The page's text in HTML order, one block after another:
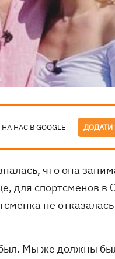
НАС В GOOGLE ДОДАТИ
что она
для спортсменов в
не
Мы же должны